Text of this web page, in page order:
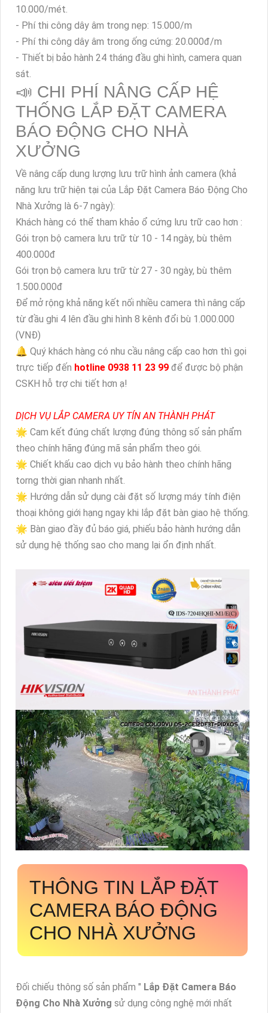
10.000/mét.
- Phí thi công dây âm trong nẹp: 15.000/m
- Phí thi công dây âm trong ống cứng: 20.000đ/m
- Thiết bị bảo hành 24 tháng đầu ghi hình, camera quan
sát.
📣 CHI PHÍ NÂNG CẤP HỆ
THỐNG LẮP ĐẶT CAMERA
BÁO ĐỘNG CHO NHÀ
XƯỞNG
Về nâng cấp dung lượng lưu trữ hình ảnh camera (khả
năng lưu trữ hiện tại của Lắp Đặt Camera Báo Động Cho
Nhà Xưởng là 6-7 ngày):
Khách hàng có thể tham khảo ổ cứng lưu trữ cao hơn :
Gói trọn bộ camera lưu trữ từ 10 - 14 ngày, bù thêm
400.000đ
Gói trọn bộ camera lưu trữ từ 27 - 30 ngày, bù thêm
1.500.000đ
Để mở rộng khả năng kết nối nhiều camera thì nâng cấp
từ đầu ghi 4 lên đầu ghi hình 8 kênh đổi bù 1.000.000
(VNĐ)
🔔 Quý khách hàng có nhu cầu nâng cấp cao hơn thì gọi
trực tiếp đến hotline 0938 11 23 99 để được bộ phận
CSKH hỗ trợ chi tiết hơn ạ!
DỊCH VỤ LẮP CAMERA UY TÍN AN THÀNH PHÁT
🌟 Cam kết đúng chất lượng đúng thông số sản phẩm
theo chính hãng đúng mã sản phẩm theo gói.
🌟 Chiết khấu cao dịch vụ bảo hành theo chính hãng
torng thời gian nhanh nhất.
🌟 Hướng dẫn sử dụng cài đặt số lượng máy tính điện
thoại không giới hạng ngay khi lắp đặt bàn giao hệ thống.
🌟 Bàn giao đầy đủ báo giá, phiếu bảo hành hướng dẫn
sử dụng hệ thống sao cho mang lại ổn định nhất.
THÔNG TIN LẮP ĐẶT
CAMERA BÁO ĐỘNG
CHO NHÀ XƯỞNG
Đối chiếu thông số sản phẩm " Lắp Đặt Camera Báo
Động Cho Nhà Xưởng sử dụng công nghệ mới nhất